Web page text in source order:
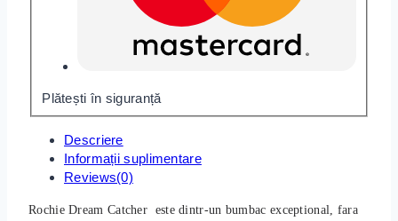
Plătești în siguranță
Descriere
Informații suplimentare
Reviews(0)
Rochie Dream Catcher este dintr-un bumbac exceptional, fara